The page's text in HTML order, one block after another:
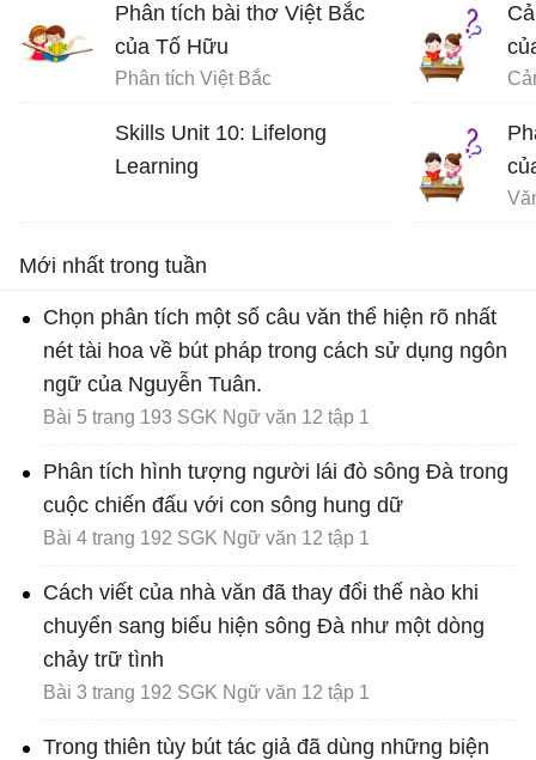
Phân tích bài thơ Việt Bắc
của Tố Hữu
Phân tích Việt Bắc
Skills Unit 10: Lifelong
Learning
Mới nhất trong tuần
Chọn phân tích một số câu văn thể hiện rõ nhất
nét tài hoa về bút pháp trong cách sử dụng ngôn
ngữ của Nguyễn Tuân.
Bài 5 trang 193 SGK Ngữ văn 12 tập 1
Phân tích hình tượng người lái đò sông Đà trong
cuộc chiến đấu với con sông hung dữ
Bài 4 trang 192 SGK Ngữ văn 12 tập 1
Cách viết của nhà văn đã thay đổi thế nào khi
chuyển sang biểu hiện sông Đà như một dòng
chảy trữ tình
Bài 3 trang 192 SGK Ngữ văn 12 tập 1
Trong thiên tùy bút tác giả đã dùng những biện